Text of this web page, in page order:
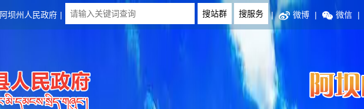
阿坝州人民政府 | | 微博 | 微信 |